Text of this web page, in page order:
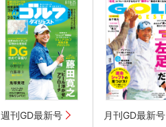
週刊GD最新号 月刊GD最新号